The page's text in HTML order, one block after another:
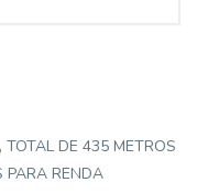
TOTAL DE 435 METROS
PARA RENDA